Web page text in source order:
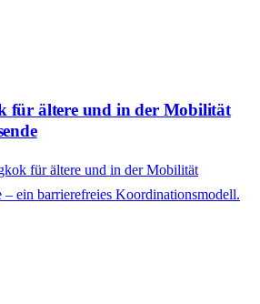
für ältere und in der Mobilität
für ältere und in der Mobilität
– ein barrierefreies Koordinationsmodell.